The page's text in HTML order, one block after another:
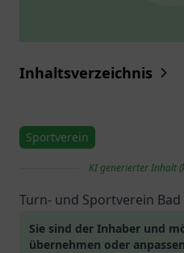
Inhaltsverzeichnis
Sportverein
KI generierter Inhalt
Turn- und Sportverein
Sie sind der Inhaber und
übernehmen oder